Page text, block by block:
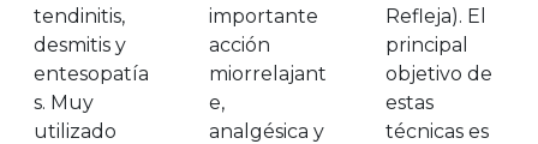
tendinitis,
desmitis y
entesopatía
s. Muy
utilizado
importante
acción
miorrelajant
e,
analgésica y
Refleja). El
principal
objetivo de
estas
técnicas es